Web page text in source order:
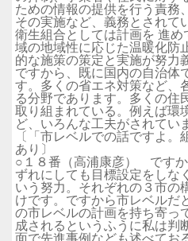
ための情報の提供を行う責務
その実施など、義務とされて
衛生組合としては計画を 進
域の地域性に応じた温暖化防
的な施策の策定と実施が努力
ですから、既に国内の自治体
す。多くの省エネ対策など、
る分野であります。多くの住
取り組まれている。例えば環
ど、いろんな工夫がされてい
〔「市レベルでの話ですよ
あり〕
○１８番（高浦康彦） です
ずれにしても目標設定をしな
いう努力。それぞれの３市の
けです。ですから市レベルだ
の市レベルの計画を持ち寄っ
成されるというふうに私は判